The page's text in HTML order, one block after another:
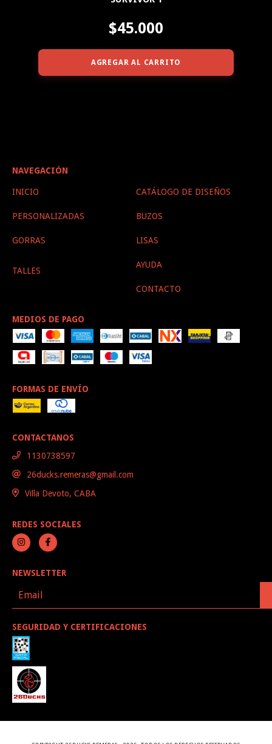
$45.000
AGREGAR AL CARRITO
NAVEGACIÓN
INICIO CATÁLOGO DE DISEÑOS
PERSONALIZADAS BUZOS
GORRAS LISAS
TALLES
AYUDA
CONTACTO
MEDIOS DE PAGO
FORMAS DE ENVÍO
CONTACTANOS
1130738597
26ducks.remeras@gmail.com
Villa Devoto, CABA
REDES SOCIALES
NEWSLETTER
SEGURIDAD Y CERTIFICACIONES